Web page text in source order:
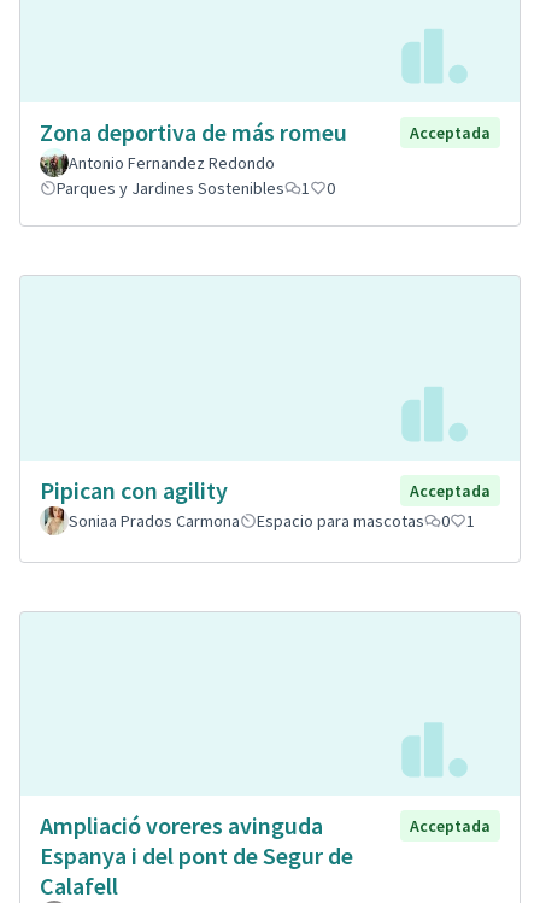
Zona deportiva de más romeu
Acceptada
Antonio Fernandez Redondo
Parques y Jardines Sostenibles
1 0
Pipican con agility
Acceptada
Soniaa Prados Carmona
Espacio para mascotas 0 1
Ampliació voreres avinguda
Espanya i del pont de Segur de
Calafell
Acceptada